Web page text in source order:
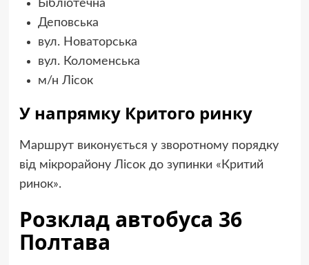
Бібліотечна
Деповська
вул. Новаторська
вул. Коломенська
м/н Лісок
У напрямку Критого ринку
Маршрут виконується у зворотному порядку
від мікрорайону Лісок до зупинки «Критий
ринок».
Розклад автобуса 36
Полтава